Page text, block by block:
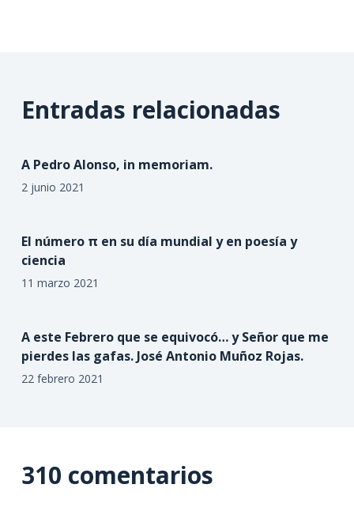
Entradas relacionadas
A Pedro Alonso, in memoriam.
2 junio 2021
El número π en su día mundial y en poesía y
ciencia
11 marzo 2021
A este Febrero que se equivocó… y Señor que me
pierdes las gafas. José Antonio Muñoz Rojas.
22 febrero 2021
310 comentarios